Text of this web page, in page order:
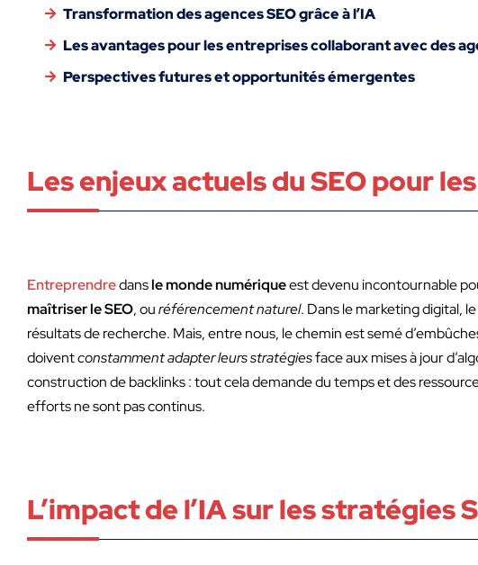
Transformation des agences SEO grâce à l’IA
Les avantages pour les entreprises collaborant avec des
Perspectives futures et opportunités émergentes
Les enjeux actuels du SEO pour
Entreprendredansle monde numériqueest devenu incontournable
maîtriser le SEO, ouréférencement naturel. Dans le marketing digital,
résultats de recherche. Mais, entre nous, le chemin est semé
doiventconstamment adapter leurs stratégiesface aux mises à jour
construction de backlinks : tout cela demande du temps et des
efforts ne sont pas continus.
L’impact de l’IA sur les stratégies